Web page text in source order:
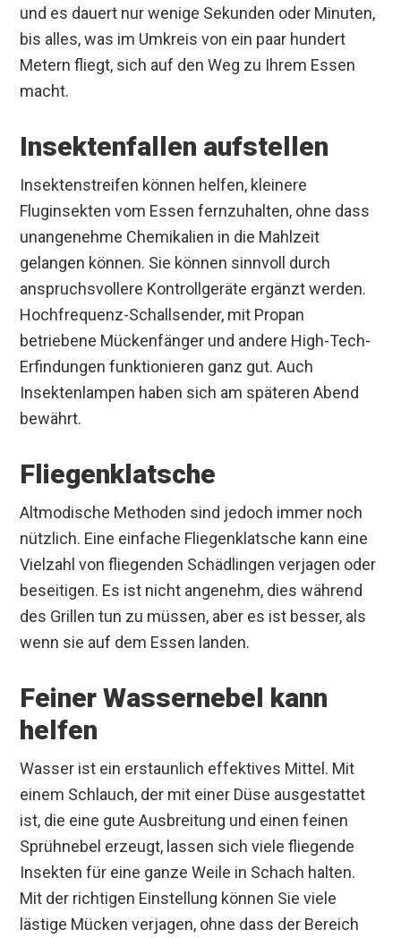
und es dauert nur wenige Sekunden oder Minuten,
bis alles, was im Umkreis von ein paar hundert
Metern fliegt, sich auf den Weg zu Ihrem Essen
macht.
Insektenfallen aufstellen
Insektenstreifen können helfen, kleinere
Fluginsekten vom Essen fernzuhalten, ohne dass
unangenehme Chemikalien in die Mahlzeit
gelangen können. Sie können sinnvoll durch
anspruchsvollere Kontrollgeräte ergänzt werden.
Hochfrequenz-Schallsender, mit Propan
betriebene Mückenfänger und andere High-Tech-
Erfindungen funktionieren ganz gut. Auch
Insektenlampen haben sich am späteren Abend
bewährt.
Fliegenklatsche
Altmodische Methoden sind jedoch immer noch
nützlich. Eine einfache Fliegenklatsche kann eine
Vielzahl von fliegenden Schädlingen verjagen oder
beseitigen. Es ist nicht angenehm, dies während
des Grillen tun zu müssen, aber es ist besser, als
wenn sie auf dem Essen landen.
Feiner Wassernebel kann
helfen
Wasser ist ein erstaunlich effektives Mittel. Mit
einem Schlauch, der mit einer Düse ausgestattet
ist, die eine gute Ausbreitung und einen feinen
Sprühnebel erzeugt, lassen sich viele fliegende
Insekten für eine ganze Weile in Schach halten.
Mit der richtigen Einstellung können Sie viele
lästige Mücken verjagen, ohne dass der Bereich